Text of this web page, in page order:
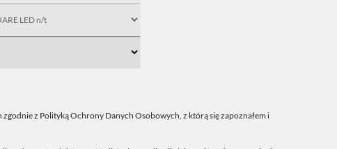
zgodnie z Polityką Ochrony Danych Osobowych, z którą się zapoznałem i